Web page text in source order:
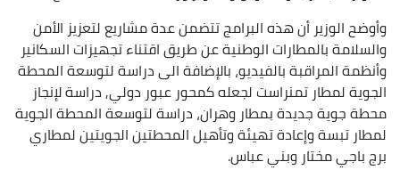
وأوضح الوزير أن هذه البرامج تتضمن عدة مشاريع لتعزيز الأمن
والسلامة بالمطارات الوطنية عن طريق اقتناء تجهيزات السكانير
وأنظمة المراقبة بالفيديو، بالإضافة الى دراسة لتوسعة المحطة
الجوية لمطار تمنراست لجعله كمحور عبور دولي, دراسة لإنجاز
محطة جوية جديدة بمطار وهران، دراسة لتوسعة المحطة الجوية
لمطار تبسة وإعادة تهيئة وتأهيل المحطتين الجويتين لمطاري
برج باجي مختار وبني عباس.